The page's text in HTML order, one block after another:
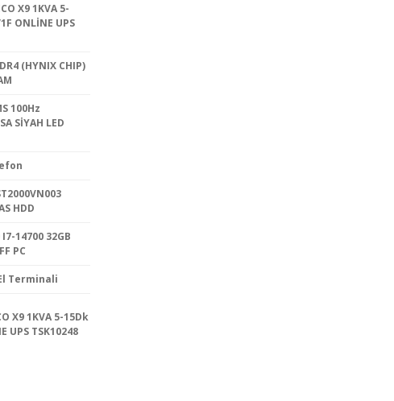
X9 1KVA 5-
ONLİNE UPS
(HYNIX CHIP)
100Hz
SİYAH LED
HDD
I7-14700 32GB
PC
Terminali